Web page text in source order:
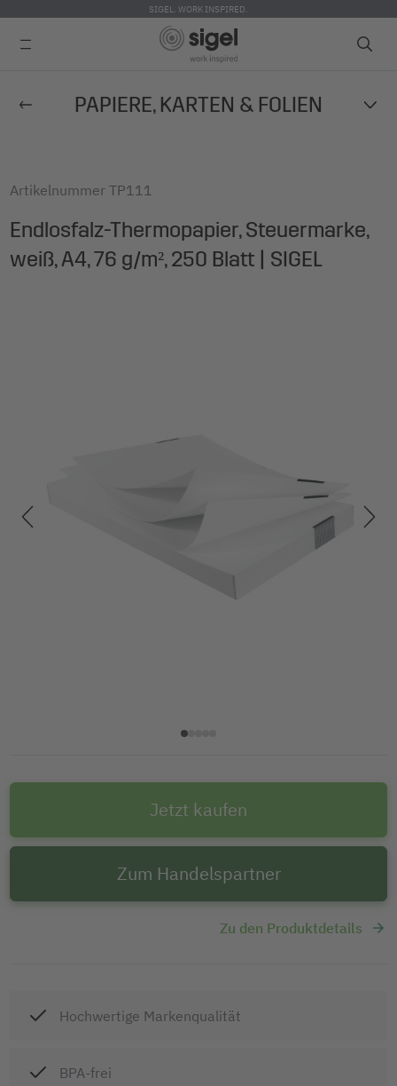
zum
SIGEL. WORK INSPIRED.
PAPIERE, KARTEN & FOLIEN
Artikelnummer TP111
Endlosfalz-Thermopapier, Steuermarke,
weiß, A4, 76 g/m², 250 Blatt | SIGEL
Hochwertige Markenqualität
BPA-frei
Jetzt kaufen
Zum Handelspartner
Zu den Produktdetails